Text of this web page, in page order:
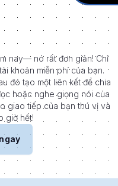
nay— nó rất đơn giản! Chỉ
khoản miễn phí của bạn.
đó tạo một liên kết để chia
hoặc nghe giọng nói của
giao tiếp của bạn thú vị và
giờ hết!